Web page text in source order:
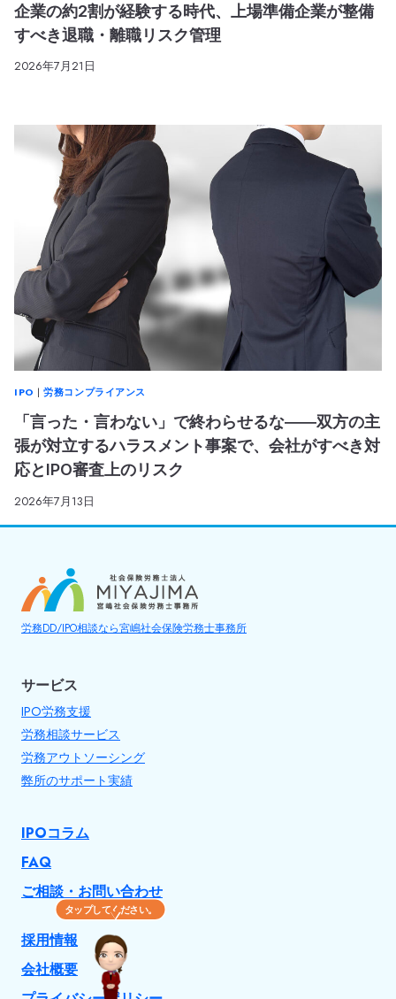
企業の約2割が経験する時代、上場準備企業が整備
すべき退職・離職リスク管理
2026年7月21日
IPO |労務コンプライアンス
「言った・言わない」で終わらせるな――双方の主
張が対立するハラスメント事案で、会社がすべき対
応とIPO審査上のリスク
2026年7月13日
労務DD/IPO相談なら宮嶋社会保険労務士事務所
サービス
IPO労務支援
労務相談サービス
労務アウトソーシング
弊所のサポート実績
IPOコラム
FAQ
ご相談・お問い合わせ
採用情報
会社概要
タップしてください。